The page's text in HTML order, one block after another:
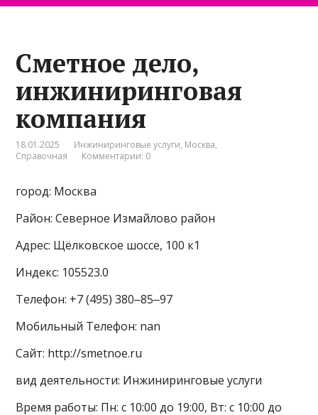
Сметное дело,
инжиниринговая
компания
18.01.2025 Инжиниринговые услуги, Москва,
Справочная
Комментарии: 0
город: Москва
Район: Северное Измайлово район
Адрес: Щёлковское шоссе, 100 к1
Индекс: 105523.0
Телефон: +7 (495) 380‒85‒97
Мобильный Телефон: nan
Сайт: http://smetnoe.ru
вид деятельности: Инжиниринговые услуги
Время работы: Пн: с 10:00 до 19:00, Вт: с 10:00 до